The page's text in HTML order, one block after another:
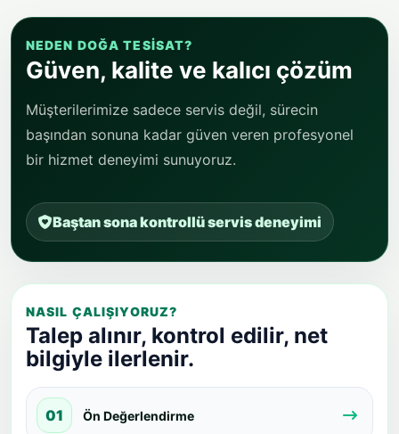
Güven, kalite ve kalıcı çözüm
başından sonuna kadar güven veren profesyonel
bir hizmet deneyimi sunuyoruz.
Baştan sona kontrollü servis deneyimi
Talep alınır, kontrol edilir, net
bilgiyle ilerlenir.
01